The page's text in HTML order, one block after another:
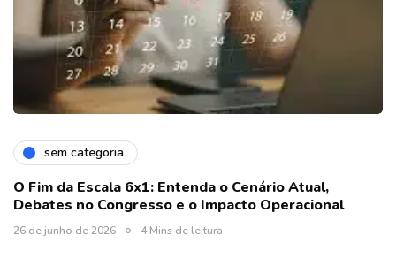
sem categoria
O Fim da Escala 6x1: Entenda o Cenário Atual,
Debates no Congresso e o Impacto Operacional
26 de junho de 2026 4 Mins de leitura